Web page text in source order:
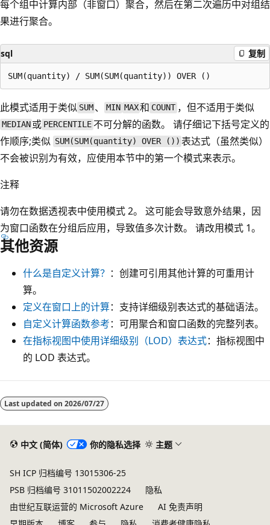
每个组中计算内部（非窗口）聚合，然后在第二次遍历中对组结
果进行聚合。
sql 复制
此模式适用于类似 SUM 、MIN MAX和 COUNT，但不适用于类似
MEDIAN 或 PERCENTILE 不可分解的函数。 请仔细记下括号定义的
作顺序;类似 SUM(SUM(quantity) OVER ()) 表达式（虽然类似）
不会被识别为有效，应使用本节中的第一个模式来表示。
注释
请勿在数据透视表中使用模式 2。 这可能会导致意外结果，因
为窗口函数在分组后应用，导致值多次计数。 请改用模式 1。
其他资源
什么是自定义计算？ ：创建可引用其他计算的可重用计
算。
定义在窗口上的计算：支持详细级别表达式的基础语法。
自定义计算函数参考：可用聚合和窗口函数的完整列表。
在指标视图中使用详细级别（LOD）表达式：指标视图中
的 LOD 表达式。
Last updated on 2026/07/27
中文 (简体) 你的隐私选择 主题
SH ICP 归档编号 13015306-25
PSB 归档编号 31011502002224
隐私
由世纪互联运营的 Microsoft Azure
AI 免责声明